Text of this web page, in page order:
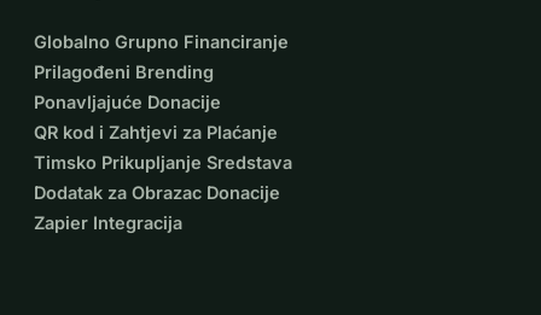
Globalno Grupno Financiranje
Prilagođeni Brending
Ponavljajuće Donacije
QR kod i Zahtjevi za Plaćanje
Timsko Prikupljanje Sredstava
Dodatak za Obrazac Donacije
Zapier Integracija